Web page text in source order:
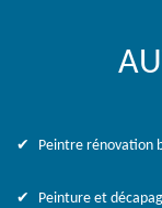
Peintre rénovation
Peinture et